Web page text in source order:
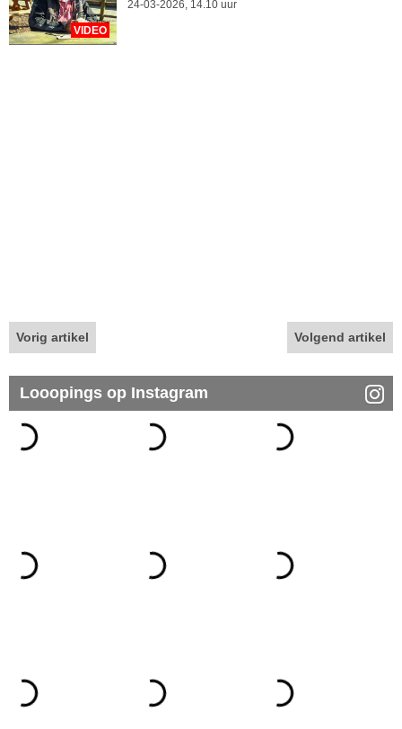
VIDEO
24-03-2026, 14.10 uur
Vorig artikel Volgend artikel
Looopings op Instagram